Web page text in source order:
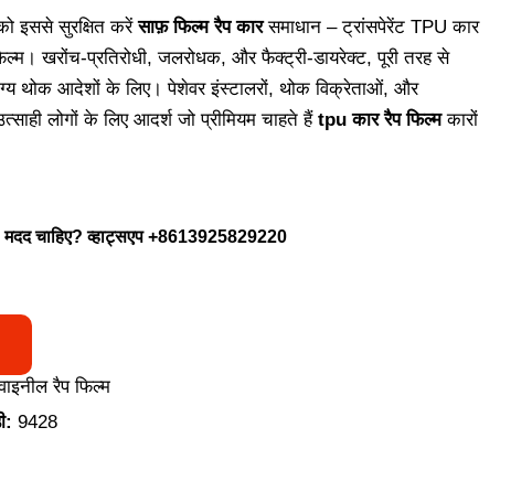
इससे सुरक्षित करेंसाफ़ फिल्म रैप कारसमाधान – ट्रांसपेरेंट TPU कार
खरोंच-प्रतिरोधी, जलरोधक, और फैक्ट्री-डायरेक्ट, पूरी तरह से
थोक आदेशों के लिए। पेशेवर इंस्टालरों, थोक विक्रेताओं, और
लोगों के लिए आदर्श जो प्रीमियम चाहते हैं tpu कार रैप फिल्मकारों
मदद चाहिए? व्हाट्सएप+8613925829220
रैप फिल्म
9428